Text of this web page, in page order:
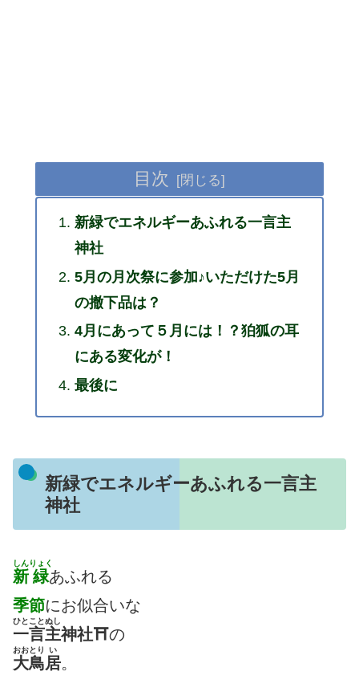
目次
新緑でエネルギーあふれる一言主
神社
5月の月次祭に参加♪いただけた5月
の撤下品は？
4月にあって５月には！？狛狐の耳
にある変化が！
最後に
新緑でエネルギーあふれる一言主
神社
新
しん
緑
りょく
あふれる
季節にお似合いな
一言主
ひとことぬし
神社⛩の
大鳥
おおとり
居
い
。